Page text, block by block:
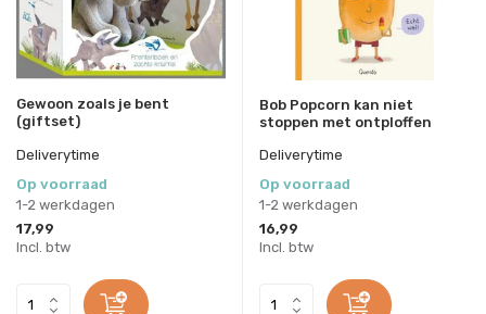
Gewoon zoals je bent
(giftset)
Deliverytime
Op voorraad
1-2 werkdagen
17,99
Incl. btw
Bob Popcorn kan niet
stoppen met ontploffen
Deliverytime
Op voorraad
1-2 werkdagen
16,99
Incl. btw